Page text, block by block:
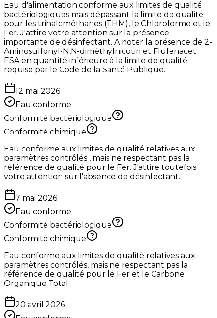
Eau d'alimentation conforme aux limites de qualité
bactériologiques mais dépassant la limite de qualité
pour les trihalométhanes (THM), le Chloroforme et le
Fer. J'attire votre attention sur la présence
importante de désinfectant. A noter la présence de 2-
Aminosulfonyl-N,N-diméthylnicotin et Flufenacet
ESA en quantité inférieure à la limite de qualité
requise par le Code de la Santé Publique.
12 mai 2026
Eau conforme
Conformité bactériologique
Conformité chimique
Eau conforme aux limites de qualité relatives aux
paramètres contrôlés , mais ne respectant pas la
référence de qualité pour le Fer. J'attire toutefois
votre attention sur l'absence de désinfectant.
7 mai 2026
Eau conforme
Conformité bactériologique
Conformité chimique
Eau conforme aux limites de qualité relatives aux
paramètres contrôlés, mais ne respectant pas la
référence de qualité pour le Fer et le Carbone
Organique Total.
20 avril 2026